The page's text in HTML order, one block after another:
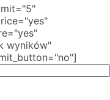
wyników"